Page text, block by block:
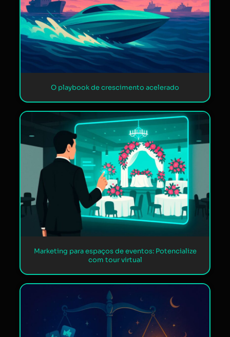
O playbook de crescimento acelerado
Marketing para espaços de eventos: Potencialize
com tour virtual